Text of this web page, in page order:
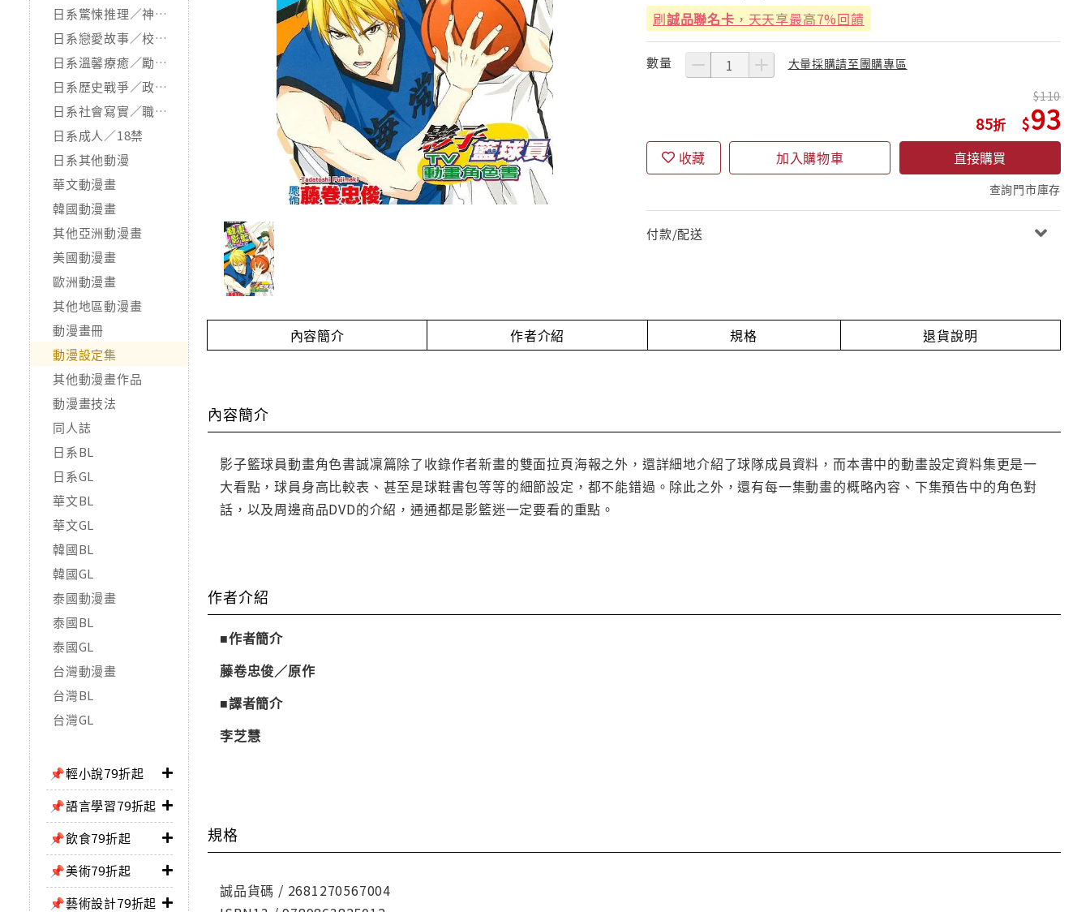
日系驚悚推理／神怪靈異
日系戀愛故事／校園青春
日系溫馨療癒／勵志搞笑
日系歷史戰爭／政治宗教
日系社會寫實／職場職人
日系成人／18禁
日系其他動漫
華文動漫畫
韓國動漫畫
其他亞洲動漫畫
美國動漫畫
歐洲動漫畫
其他地區動漫畫
動漫畫冊
動漫設定集
其他動漫畫作品
動漫畫技法
同人誌
日系BL
日系GL
華文BL
華文GL
韓國BL
韓國GL
泰國動漫畫
泰國BL
泰國GL
台灣動漫畫
台灣BL
台灣GL
📌輕小說79折起
📌語言學習79折起
📌飲食79折起
📌美術79折起
📌藝術設計79折起
刷誠品聯名卡 ，天天享最高7%回饋
數量 大量採購請至團購專區
85
110
93
收藏 加入購物車 直接購買
查詢門市庫存
付款/配送
內容簡介 作者介紹 規格 退貨說明
內容簡介
影子籃球員動畫角色書誠凜篇除了收錄作者新畫的雙面拉頁海報之外，還詳細地介紹了球隊成員資料，而本書中的動畫設定資料集更是一
大看點，球員身高比較表、甚至是球鞋書包等等的細節設定，都不能錯過。除此之外，還有每一集動畫的概略內容、下集預告中的角色對
話，以及周邊商品DVD的介紹，通通都是影籃迷一定要看的重點。
作者介紹
■作者簡介
藤卷忠俊／原作
■譯者簡介
李芝慧
規格
誠品貨碼 / 2681270567004